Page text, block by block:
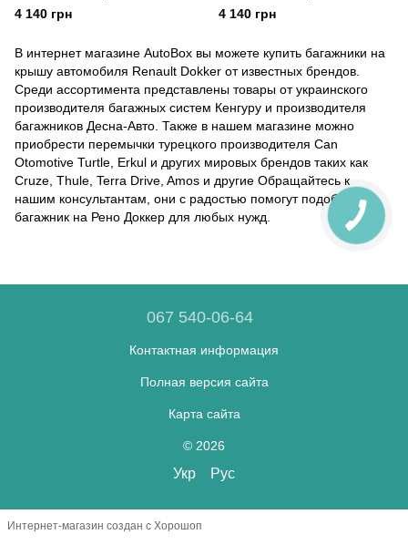
серый Today
4 140 грн
черный Today
4 140 грн
В интернет магазине AutoBox вы можете купить багажники на
крышу автомобиля Renault Dokker от известных брендов.
Среди ассортимента представлены товары от украинского
производителя багажных систем Кенгуру и производителя
багажников Десна-Авто. Также в нашем магазине можно
приобрести перемычки турецкого производителя Can
Otomotive Turtle, Erkul и других мировых брендов таких как
Cruze, Thule, Terra Drive, Amos и другие Обращайтесь к
нашим консультантам, они с радостью помогут подобрать
багажник на Рено Доккер для любых нужд.
067 540-06-64
Контактная информация
Полная версия сайта
Карта сайта
© 2026
Укр Рус
Интернет-магазин создан с Хорошоп